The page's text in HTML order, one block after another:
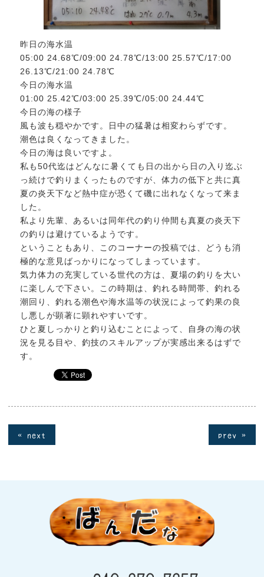
昨日の海水温
05:00 24.68℃/09:00 24.78℃/13:00 25.57℃/17:00
26.13℃/21:00 24.78℃
今日の海水温
01:00 25.42℃/03:00 25.39℃/05:00 24.44℃
今日の海の様子
風も波も穏やかです。日中の猛暑は相変わらずです。
潮色は良くなってきました。
今日の海は良いですよ。
私も50代迄はどんなに暑くても日の出から日の入り迄ぶ
っ続けで釣りまくったものですが、体力の低下と共に真
夏の炎天下など熱中症が恐くて磯に出れなくなって来ま
した。
私より先輩、あるいは同年代の釣り仲間も真夏の炎天下
の釣りは避けているようです。
ということもあり、このコーナーの投稿では、どうも消
極的な意見ばっかりになってしまっています。
気力体力の充実している世代の方は、夏場の釣りを大い
に楽しんで下さい。この時期は、釣れる時間帯、釣れる
潮回り、釣れる潮色や海水温等の状況によって釣果の良
し悪しが顕著に顕れやすいです。
ひと夏しっかりと釣り込むことによって、自身の海の状
況を見る目や、釣技のスキルアップが実感出来るはずで
す。
« next prev »